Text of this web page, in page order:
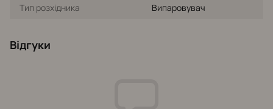
Тип розхідника Випаровувач
Відгуки